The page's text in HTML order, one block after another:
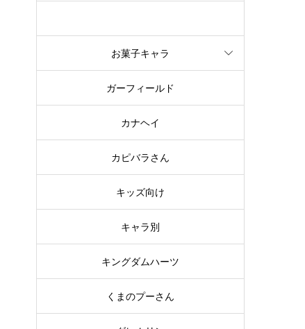
お菓子キャラ
ガーフィールド
カナヘイ
カピバラさん
キッズ向け
キャラ別
キングダムハーツ
くまのプーさん